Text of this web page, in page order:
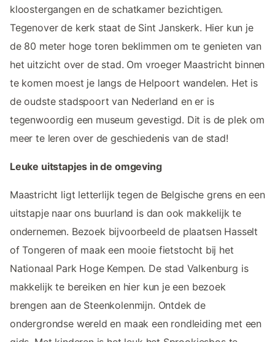
kloostergangen en de schatkamer bezichtigen.
Tegenover de kerk staat de Sint Janskerk. Hier kun je
de 80 meter hoge toren beklimmen om te genieten van
het uitzicht over de stad. Om vroeger Maastricht binnen
te komen moest je langs de Helpoort wandelen. Het is
de oudste stadspoort van Nederland en er is
tegenwoordig een museum gevestigd. Dit is de plek om
meer te leren over de geschiedenis van de stad!
Leuke uitstapjes in de omgeving
Maastricht ligt letterlijk tegen de Belgische grens en een
uitstapje naar ons buurland is dan ook makkelijk te
ondernemen. Bezoek bijvoorbeeld de plaatsen Hasselt
of Tongeren of maak een mooie fietstocht bij het
Nationaal Park Hoge Kempen. De stad Valkenburg is
makkelijk te bereiken en hier kun je een bezoek
brengen aan de Steenkolenmijn. Ontdek de
ondergrondse wereld en maak een rondleiding met een